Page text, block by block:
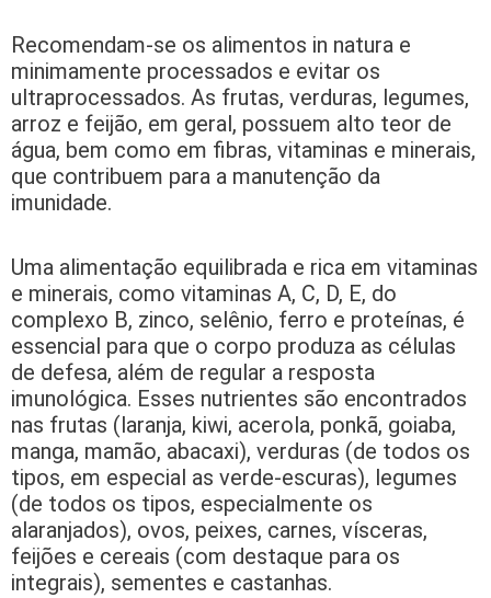
Recomendam-se os alimentos in natura e
minimamente processados e evitar os
ultraprocessados. As frutas, verduras, legumes,
arroz e feijão, em geral, possuem alto teor de
água, bem como em fibras, vitaminas e minerais,
que contribuem para a manutenção da
imunidade.
Uma alimentação equilibrada e rica em vitaminas
e minerais, como vitaminas A, C, D, E, do
complexo B, zinco, selênio, ferro e proteínas, é
essencial para que o corpo produza as células
de defesa, além de regular a resposta
imunológica. Esses nutrientes são encontrados
nas frutas (laranja, kiwi, acerola, ponkã, goiaba,
manga, mamão, abacaxi), verduras (de todos os
tipos, em especial as verde-escuras), legumes
(de todos os tipos, especialmente os
alaranjados), ovos, peixes, carnes, vísceras,
feijões e cereais (com destaque para os
integrais), sementes e castanhas.